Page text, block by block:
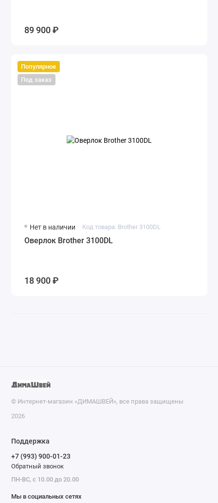
89 900 ₽
Популярное
Под заказ
Нет в наличии Код товара: Brother 3100DL
Оверлок Brother 3100DL
18 900 ₽
© Интернет-магазин «ДИМАШВЕЙ», все права защищены
2026
Поддержка
+7 (993) 900-01-23
Обратный звонок
ПН-ВС, с 10.00 до 20.00
Мы в социальных сетях